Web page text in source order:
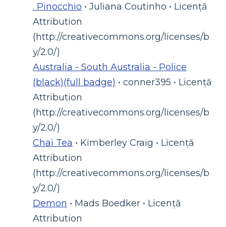
. Pinocchio • Juliana Coutinho • Licență
Attribution
(http://creativecommons.org/licenses/b
y/2.0/)
Australia - South Australia - Police
(black)(full badge) • conner395 • Licență
Attribution
(http://creativecommons.org/licenses/b
y/2.0/)
Chai Tea • Kimberley Craig • Licență
Attribution
(http://creativecommons.org/licenses/b
y/2.0/)
Demon • Mads Boedker • Licență
Attribution